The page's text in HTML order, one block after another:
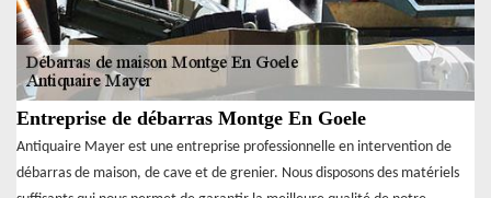
Entreprise de débarras Montge En Goele
Antiquaire Mayer est une entreprise professionnelle en intervention de
débarras de maison, de cave et de grenier. Nous disposons des matériels